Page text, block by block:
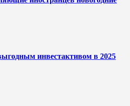
инвестактивом в 2025